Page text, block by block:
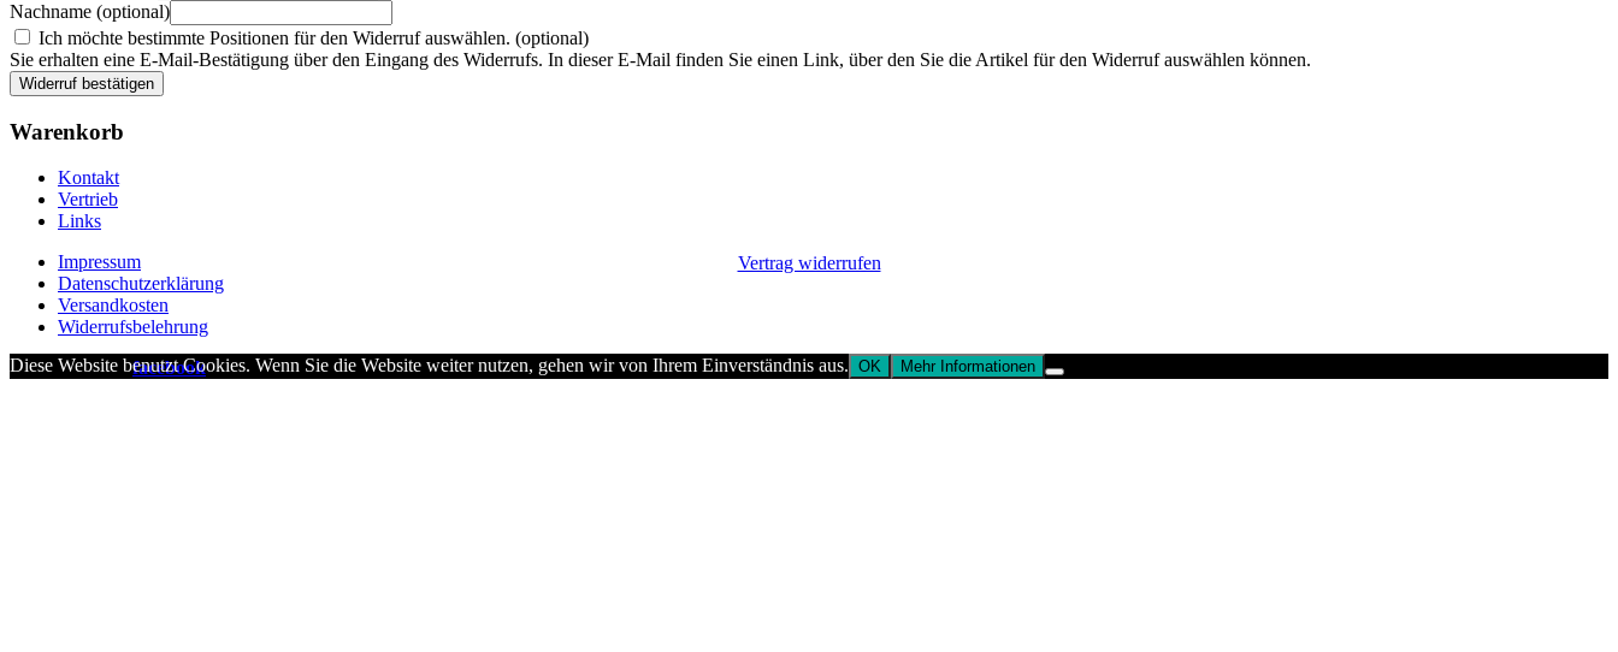
Nachname (optional)
Ich möchte bestimmte Positionen für den Widerruf auswählen. (optional)
Sie erhalten eine E-Mail-Bestätigung über den Eingang des Widerrufs. In dieser E-Mail finden Sie einen Link, über den Sie die Artikel für den Widerruf auswählen können.
Widerruf bestätigen
Warenkorb
Kontakt
Vertrieb
Links
Impressum
Datenschutzerklärung
Versandkosten
Widerrufsbelehrung
besucht uns auffacebook
Vertrag widerrufen
Diese Website benutzt Cookies. Wenn Sie die Website weiter nutzen, gehen wir von Ihrem Einverständnis aus. OK Mehr Informationen